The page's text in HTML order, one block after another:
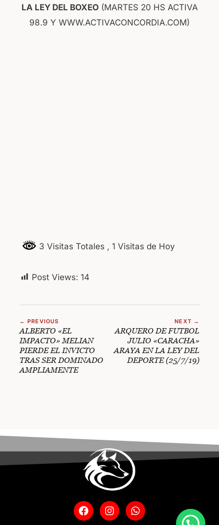
LA LEY DEL BOXEO(MARTES 20 HS ACTIVA
98.9 Y WWW.ACTIVACONCORDIA.COM)
3 Visitas Totales , 1 Visitas de Hoy
Post Views: 14
← PREVIOUS
ALBERTO «EL
IMPACTO» MELIAN
PIERDE EL INVICTO
TRAS SER DOMINADO
AMPLIAMENTE
NEXT →
ARQUERO DE FUTBOL
JULIO «CARACHA»
ARAYA EN LA LEY DEL
DEPORTE (25/7/19)